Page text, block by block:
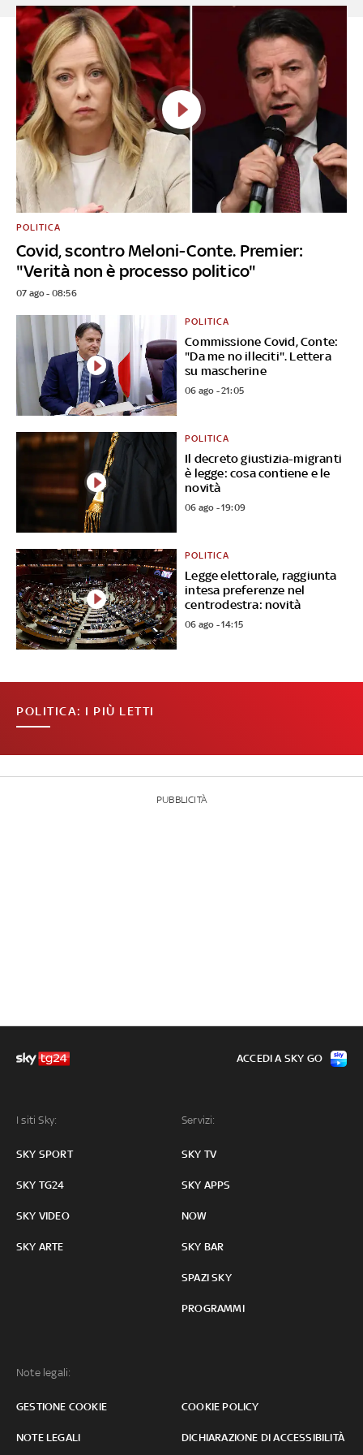
Covid, scontro Meloni-Conte. Premier:
"Verità non è processo politico"
POLITICA
07 ago - 08:56
Commissione Covid, Conte:
"Da me no illeciti". Lettera
su mascherine
POLITICA
06 ago - 21:05
Il decreto giustizia-migranti
è legge: cosa contiene e le
novità
POLITICA
06 ago - 19:09
Legge elettorale, raggiunta
intesa preferenze nel
centrodestra: novità
POLITICA
06 ago - 14:15
POLITICA: I PIÙ LETTI
PUBBLICITÀ
I siti Sky:
SKY SPORT
SKY TG24
SKY VIDEO
SKY ARTE
Servizi:
SKY TV
SKY APPS
NOW
SKY BAR
SPAZI SKY
PROGRAMMI
Note legali:
GESTIONE COOKIE COOKIE POLICY
NOTE LEGALI DICHIARAZIONE DI ACCESSIBILITÀ
ACCEDI A SKY GO